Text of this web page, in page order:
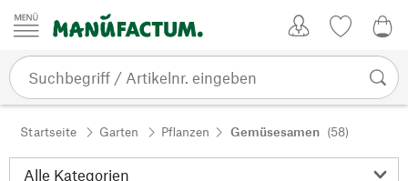
Zum Inhalt springen
Startseite Garten Pflanzen Gemüsesamen (58)